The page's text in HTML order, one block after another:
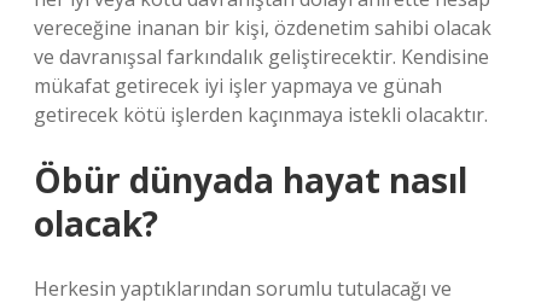
vereceğine inanan bir kişi, özdenetim sahibi olacak
ve davranışsal farkındalık geliştirecektir. Kendisine
mükafat getirecek iyi işler yapmaya ve günah
getirecek kötü işlerden kaçınmaya istekli olacaktır.
Öbür dünyada hayat nasıl
olacak?
Herkesin yaptıklarından sorumlu tutulacağı ve